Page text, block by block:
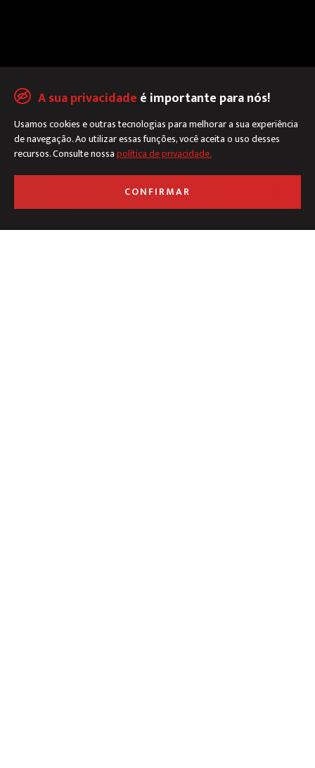
Políticas de privacidade
A sua privacidade é importante para nós!
Usamos cookies e outras tecnologias para melhorar a sua experiência
de navegação. Ao utilizar essas funções, você aceita o uso desses
recursos. Consulte nossapolítica de privacidade.
CONFIRMAR